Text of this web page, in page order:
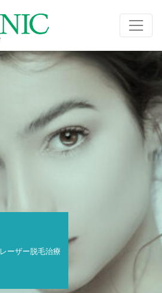
レーザー脱毛治療